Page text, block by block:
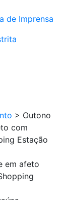
de Imprensa
> Outono
com
Estação
em afeto